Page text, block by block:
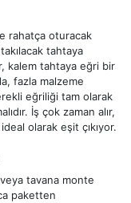
rahatça oturacak
tahtaya
kalem tahtaya eğri bir
fazla malzeme
eğriliği tam olarak
İş çok zaman alır,
olarak eşit çıkıyor.
tavana monte
paketten